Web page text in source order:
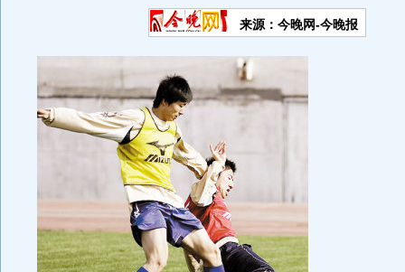
来源：今晚网-今晚报